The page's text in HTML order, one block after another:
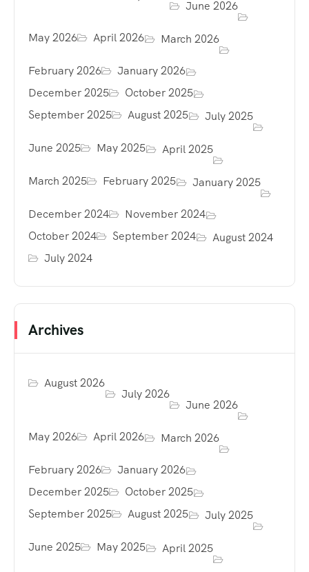
June 2026
May 2026 April 2026 March 2026
February 2026
January 2026
December 2025
October 2025
September 2025
August 2025 July 2025
June 2025 May 2025 April 2025
March 2025 February 2025 January 2025
December 2024
November 2024
October 2024
September 2024
August 2024
July 2024
Archives
August 2026
July 2026
June 2026
May 2026 April 2026 March 2026
February 2026
January 2026
December 2025
October 2025
September 2025
August 2025 July 2025
June 2025 May 2025 April 2025